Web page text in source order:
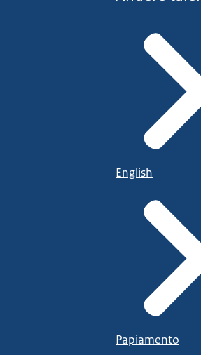
English
Papiamento